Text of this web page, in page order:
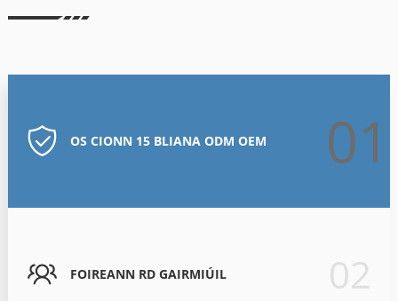
OS CIONN 15 BLIANA ODM OEM 01
FOIREANN RD GAIRMIÚIL 02